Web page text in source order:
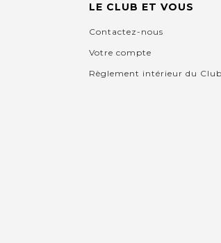
LE CLUB ET VOUS
Contactez-nous
Votre compte
Règlement intérieur du Club